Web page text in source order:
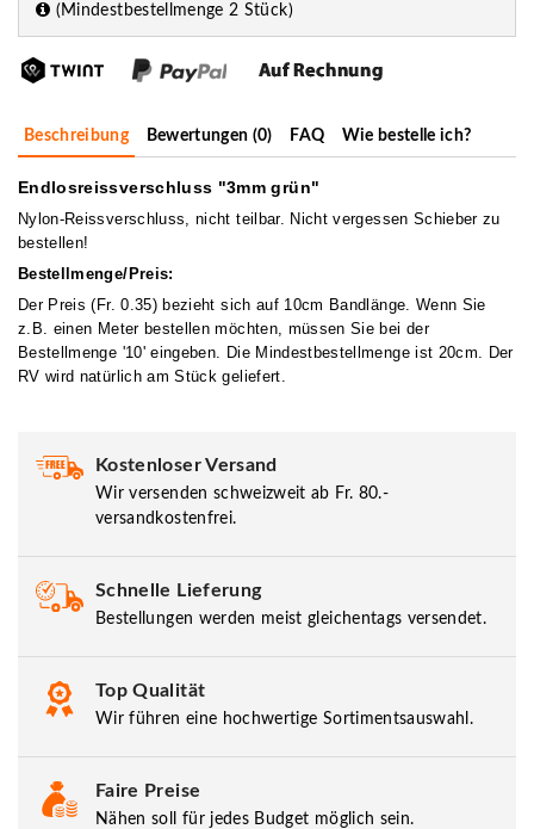
(Mindestbestellmenge 2 Stück)
Beschreibung Bewertungen (0) FAQ Wie bestelle ich?
Endlosreissverschluss "3mm grün"
Nylon-Reissverschluss, nicht teilbar. Nicht vergessen Schieber zu
bestellen!
Bestellmenge/Preis:
Der Preis (Fr. 0.35) bezieht sich auf 10cm Bandlänge. Wenn Sie
z.B. einen Meter bestellen möchten, müssen Sie bei der
Bestellmenge '10' eingeben. Die Mindestbestellmenge ist 20cm. Der
RV wird natürlich am Stück geliefert.
Kostenloser Versand
Wir versenden schweizweit ab Fr. 80.-
versandkostenfrei.
Schnelle Lieferung
Bestellungen werden meist gleichentags versendet.
Top Qualität
Wir führen eine hochwertige Sortimentsauswahl.
Faire Preise
Nähen soll für jedes Budget möglich sein.